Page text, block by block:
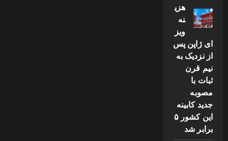
هزی
نه
ویز
ای ژاپن پس
از نزدیک به
نیم قرن
ثبات با
مصوبه
جدید کابینه
این کشور ۵
برابر شد